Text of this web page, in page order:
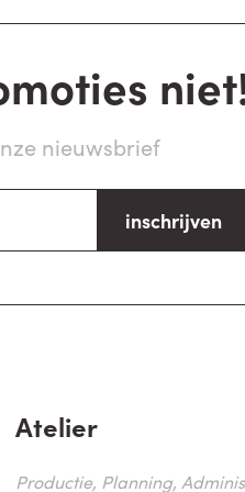
nieuwsbrief
inschrijven
Atelier
Productie, Planning,